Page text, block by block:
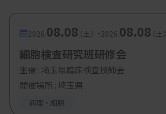
2026. 08.08（土） -2026. 08.08（土）
細胞検査研究班研修会
主催 : 埼玉県臨床検査技師会
開催場所 : 埼玉県
病理・細胞